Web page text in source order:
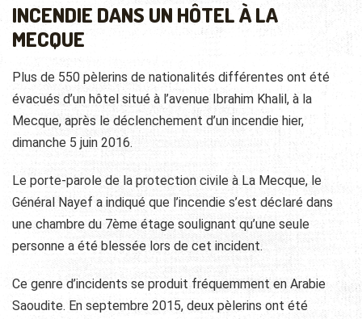
INCENDIE DANS UN HÔTEL À LA
MECQUE
Plus de 550 pèlerins de nationalités différentes ont été
évacués d’un hôtel situé à l’avenue Ibrahim Khalil, à la
Mecque, après le déclenchement d’un incendie hier,
dimanche 5 juin 2016.
Le porte-parole de la protection civile à La Mecque, le
Général Nayef a indiqué que l’incendie s’est déclaré dans
une chambre du 7ème étage soulignant qu’une seule
personne a été blessée lors de cet incident.
Ce genre d’incidents se produit fréquemment en Arabie
Saoudite. En septembre 2015, deux pèlerins ont été